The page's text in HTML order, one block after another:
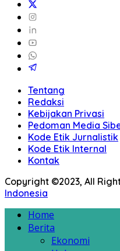
Tentang
Redaksi
Kebijakan Privasi
Pedoman Media
Kode Etik Jurnalistik
Kode Etik Internal
Kontak
Copyright ©2023, All
Indonesia
Home
Berita
Ekonomi